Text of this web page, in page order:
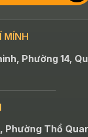
MÍNH
Phường 14,
Phường Thổ